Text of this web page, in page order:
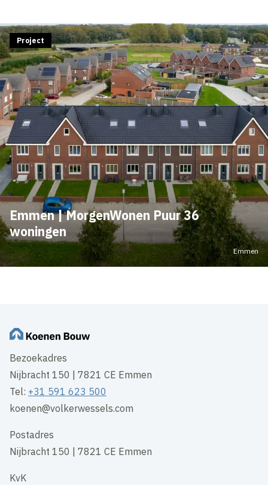
Emmen | MorgenWonen Puur 36
woningen
Project
Emmen
Bezoekadres
Nijbracht 150 | 7821 CE Emmen
Tel: +31 591 623 500
koenen@volkerwessels.com
Postadres
Nijbracht 150 | 7821 CE Emmen
KvK